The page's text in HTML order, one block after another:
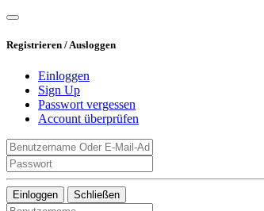
Registrieren / Ausloggen
Einloggen
Sign Up
Passwort vergessen
Account überprüfen
Einloggen Schließen